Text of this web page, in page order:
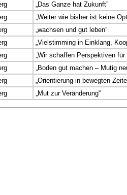
„Das Ganze hat Zukunft”
„Weiter wie bisher ist keine
„wachsen und gut leben”
„Vielstimming in Einklang,
„Wir schaffen Perspektiven für
„Boden gut machen – Mutig
„Orientierung in bewegten
„Mut zur Veränderung“